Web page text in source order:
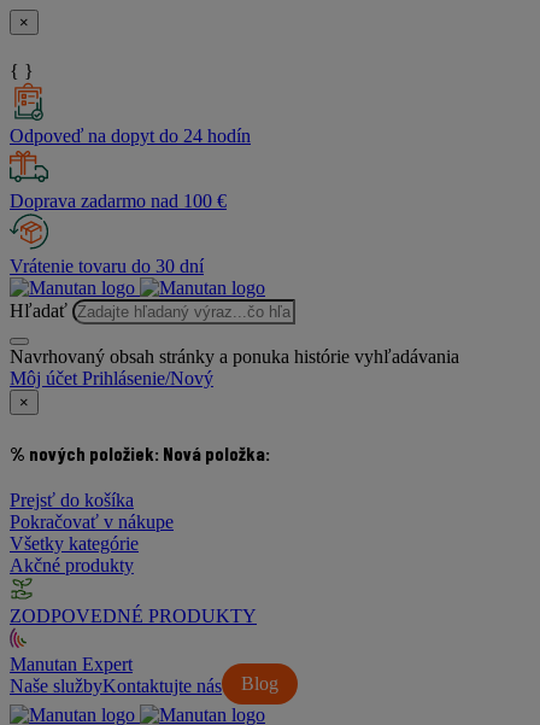
×
{ }
Odpoveď na dopyt do 24 hodín
Doprava zadarmo nad 100 €
Vrátenie tovaru do 30 dní
Hľadať
Navrhovaný obsah stránky a ponuka histórie vyhľadávania
Môj účet Prihlásenie/Nový
×
% nových položiek: Nová položka:
Prejsť do košíka
Pokračovať v nákupe
Všetky kategórie
Akčné produkty
ZODPOVEDNÉ PRODUKTY
Manutan Expert
Naše služby
Blog
Kontaktujte nás